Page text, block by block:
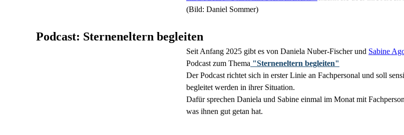
(Bild: Daniel Sommer)
Podcast: Sterneneltern begleiten
Seit Anfang 2025 gibt es von Daniela Nuber-Fischer und Sabine
Podcast zum Thema "Sterneneltern begleiten"
Der Podcast richtet sich in erster Linie an Fachpersonal und soll
begleitet werden in ihrer Situation.
Dafür sprechen Daniela und Sabine einmal im Monat mit
was ihnen gut getan hat.